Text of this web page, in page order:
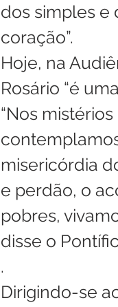
dos simples e
coração”.
Hoje, na
Rosário “é
“Nos
misericórdia
e perdão, o
pobres,
disse o
.
Dirigindo-se